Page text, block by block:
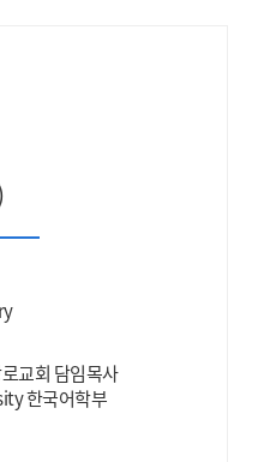
교회 담임목사
한국어학부